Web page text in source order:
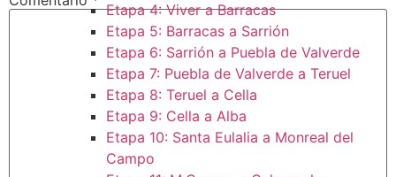
Etapa 4: Viver a Barracas
Etapa 5: Barracas a Sarrión
Etapa 6: Sarrión a Puebla de Valverde
Etapa 7: Puebla de Valverde a Teruel
Etapa 8: Teruel a Cella
Etapa 9: Cella a Alba
Etapa 10: Santa Eulalia a Monreal del
Campo​